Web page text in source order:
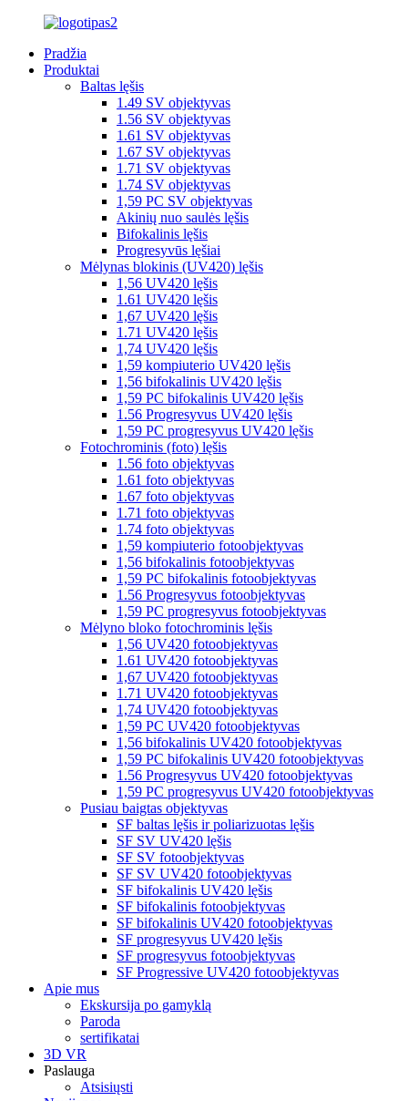
Pradžia
Produktai
Baltas lęšis
1.49 SV objektyvas
1.56 SV objektyvas
1.61 SV objektyvas
1.67 SV objektyvas
1.71 SV objektyvas
1.74 SV objektyvas
1,59 PC SV objektyvas
Akinių nuo saulės lęšis
Bifokalinis lęšis
Progresyvūs lęšiai
Mėlynas blokinis (UV420) lęšis
1,56 UV420 lęšis
1.61 UV420 lęšis
1,67 UV420 lęšis
1.71 UV420 lęšis
1,74 UV420 lęšis
1,59 kompiuterio UV420 lęšis
1,56 bifokalinis UV420 lęšis
1,59 PC bifokalinis UV420 lęšis
1.56 Progresyvus UV420 lęšis
1,59 PC progresyvus UV420 lęšis
Fotochrominis (foto) lęšis
1.56 foto objektyvas
1.61 foto objektyvas
1.67 foto objektyvas
1.71 foto objektyvas
1.74 foto objektyvas
1,59 kompiuterio fotoobjektyvas
1,56 bifokalinis fotoobjektyvas
1,59 PC bifokalinis fotoobjektyvas
1.56 Progresyvus fotoobjektyvas
1,59 PC progresyvus fotoobjektyvas
Mėlyno bloko fotochrominis lęšis
1,56 UV420 fotoobjektyvas
1.61 UV420 fotoobjektyvas
1,67 UV420 fotoobjektyvas
1.71 UV420 fotoobjektyvas
1,74 UV420 fotoobjektyvas
1,59 PC UV420 fotoobjektyvas
1,56 bifokalinis UV420 fotoobjektyvas
1,59 PC bifokalinis UV420 fotoobjektyvas
1.56 Progresyvus UV420 fotoobjektyvas
1,59 PC progresyvus UV420 fotoobjektyvas
Pusiau baigtas objektyvas
SF baltas lęšis ir poliarizuotas lęšis
SF SV UV420 lęšis
SF SV fotoobjektyvas
SF SV UV420 fotoobjektyvas
SF bifokalinis UV420 lęšis
SF bifokalinis fotoobjektyvas
SF bifokalinis UV420 fotoobjektyvas
SF progresyvus UV420 lęšis
SF progresyvus fotoobjektyvas
SF Progressive UV420 fotoobjektyvas
Apie mus
Ekskursija po gamyklą
Paroda
sertifikatai
3D VR
Paslauga
Atsisiųsti